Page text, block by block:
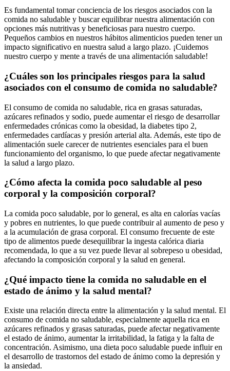
Es fundamental tomar conciencia de los riesgos asociados con la
comida no saludable y buscar equilibrar nuestra alimentación con
opciones más nutritivas y beneficiosas para nuestro cuerpo.
Pequeños cambios en nuestros hábitos alimenticios pueden tener un
impacto significativo en nuestra salud a largo plazo. ¡Cuidemos
nuestro cuerpo y mente a través de una alimentación saludable!
¿Cuáles son los principales riesgos para la salud
asociados con el consumo de comida no saludable?
El consumo de comida no saludable, rica en grasas saturadas,
azúcares refinados y sodio, puede aumentar el riesgo de desarrollar
enfermedades crónicas como la obesidad, la diabetes tipo 2,
enfermedades cardíacas y presión arterial alta. Además, este tipo de
alimentación suele carecer de nutrientes esenciales para el buen
funcionamiento del organismo, lo que puede afectar negativamente
la salud a largo plazo.
¿Cómo afecta la comida poco saludable al peso
corporal y la composición corporal?
La comida poco saludable, por lo general, es alta en calorías vacías
y pobres en nutrientes, lo que puede contribuir al aumento de peso y
a la acumulación de grasa corporal. El consumo frecuente de este
tipo de alimentos puede desequilibrar la ingesta calórica diaria
recomendada, lo que a su vez puede llevar al sobrepeso u obesidad,
afectando la composición corporal y la salud en general.
¿Qué impacto tiene la comida no saludable en el
estado de ánimo y la salud mental?
Existe una relación directa entre la alimentación y la salud mental. El
consumo de comida no saludable, especialmente aquella rica en
azúcares refinados y grasas saturadas, puede afectar negativamente
el estado de ánimo, aumentar la irritabilidad, la fatiga y la falta de
concentración. Asimismo, una dieta poco saludable puede influir en
el desarrollo de trastornos del estado de ánimo como la depresión y
la ansiedad.